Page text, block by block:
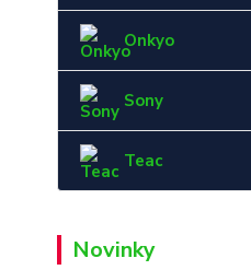
Onkyo
Sony
Teac
Novinky